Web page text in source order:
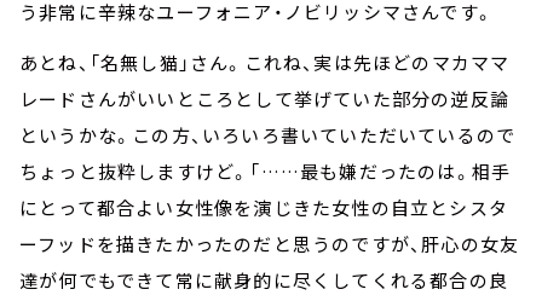
う非常に辛辣なユーフォニア・ノビリッシマさんです。
あとね、「名無し猫」さん。これね、実は先ほどのマカママ
レードさんがいいところとして挙げていた部分の逆反論
というかな。この方、いろいろ書いていただいているので
ちょっと抜粋しますけど。「……最も嫌だったのは。相手
にとって都合よい女性像を演じきた女性の自立とシスタ
ーフッドを描きたかったのだと思うのですが、肝心の女友
達が何でもできて常に献身的に尽くしてくれる都合の良